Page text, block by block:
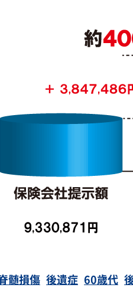
髄損傷 後遺症 60歳代